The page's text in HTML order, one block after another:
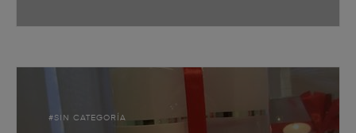
SIN CATEGORÍA